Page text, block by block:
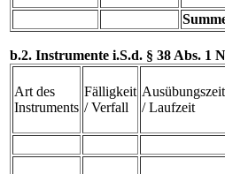
b.2. Instrumente i.S.d. § 38 Abs. 1
Art des
Instruments
Fälligkeit
/ Verfall
/ Laufzeit